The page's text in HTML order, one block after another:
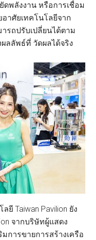
พลังงาน หรือการเชื่อม
าศัยเทคโนโลยีจาก
รถปรับเปลี่ยนได้ตาม
ลลัพธ์ที่ วัดผลได้จริง
ยี Taiwan Pavilion ยัง
จากบริษัทผู้แสดง
การขายการสร้างเครือ